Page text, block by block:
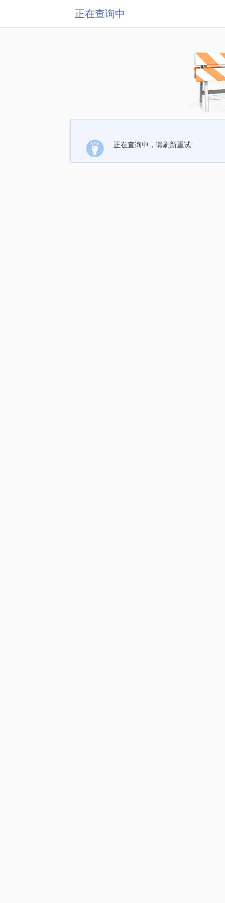
正在查询中
正在查询中，请刷新重试